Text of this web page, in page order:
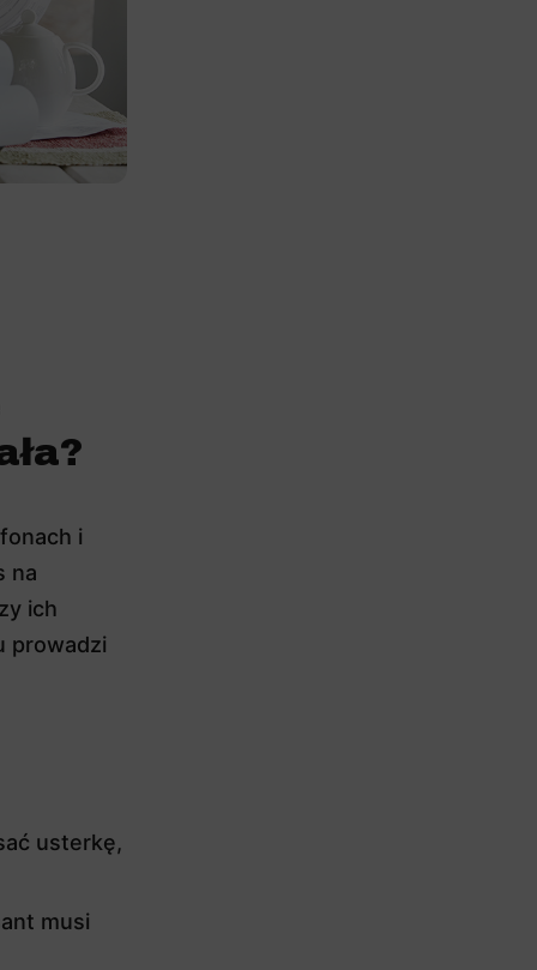
i
na
ich
prowadzi
usterkę,
musi